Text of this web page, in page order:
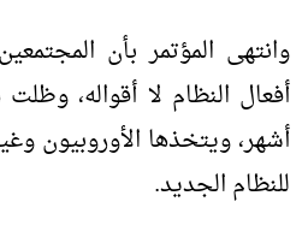
وانتهى المؤتمر بأن
أفعال النظام لا أقواله،
أشهر، ويتخذها الأوروبيون
للنظام الجديد.